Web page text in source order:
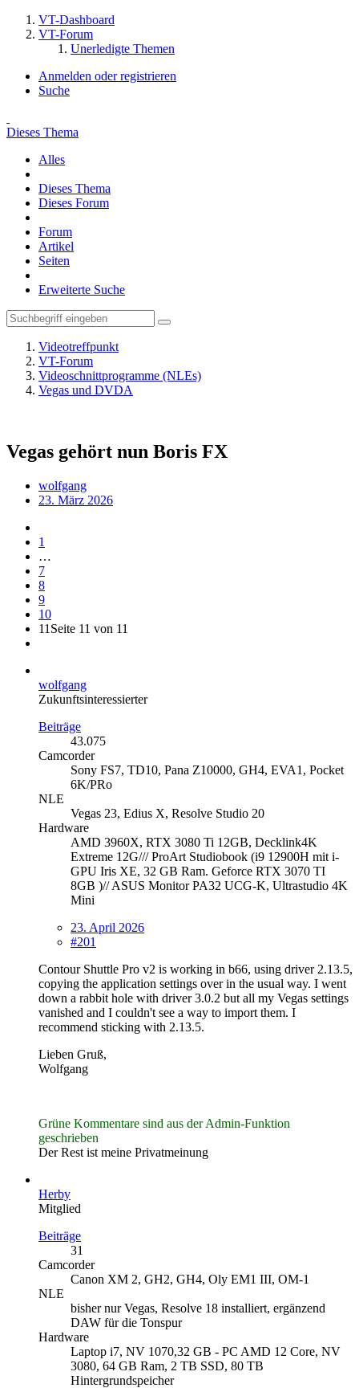
VT-Dashboard
VT-Forum
Unerledigte Themen
Anmelden oder registrieren
Suche
Dieses Thema
Alles
Dieses Thema
Dieses Forum
Forum
Artikel
Seiten
Erweiterte Suche
Videotreffpunkt
VT-Forum
Videoschnittprogramme (NLEs)
Vegas und DVDA
Vegas gehört nun Boris FX
wolfgang
23. März 2026
1
…
7
8
9
10
11 Seite 11 von 11
wolfgang
Zukunftsinteressierter
Beiträge
43.075
Camcorder
Sony FS7, TD10, Pana Z10000, GH4, EVA1, Pocket
6K/PRo
NLE
Vegas 23, Edius X, Resolve Studio 20
Hardware
AMD 3960X, RTX 3080 Ti 12GB, Decklink4K
Extreme 12G/// ProArt Studiobook (i9 12900H mit i-
GPU Iris XE, 32 GB Ram. Geforce RTX 3070 TI
8GB )// ASUS Monitor PA32 UCG-K, Ultrastudio 4K
Mini
23. April 2026
#201
Contour Shuttle Pro v2 is working in b66, using driver 2.13.5,
copying the application settings over in the usual way. I went
down a rabbit hole with driver 3.0.2 but all my Vegas settings
vanished and I couldn't see a way to import them. I
recommend sticking with 2.13.5.
Lieben Gruß,
Wolfgang
Grüne Kommentare sind aus der Admin-Funktion
geschrieben
Der Rest ist meine Privatmeinung
Herby
Mitglied
Beiträge
31
Camcorder
Canon XM 2, GH2, GH4, Oly EM1 III, OM-1
NLE
bisher nur Vegas, Resolve 18 installiert, ergänzend
DAW für die Tonspur
Hardware
Laptop i7, NV 1070,32 GB - PC AMD 12 Core, NV
3080, 64 GB Ram, 2 TB SSD, 80 TB
Hintergrundspeicher